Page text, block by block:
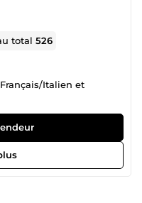
total526
Italien et